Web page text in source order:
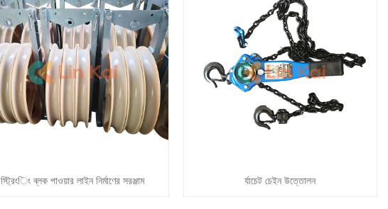
স্ট্রিংিং ব্লক পাওয়ার লাইন নির্মাণের সরঞ্জাম র্যাচেট চেইন উত্তোলন